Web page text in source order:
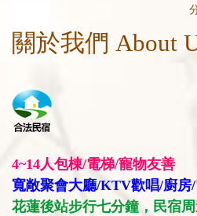
關於我們 About
4~14人包棟/電梯/寵物友善
寬敞聚會大廳/KTV歡唱/廚房
花蓮後站步行七分鐘，民宿